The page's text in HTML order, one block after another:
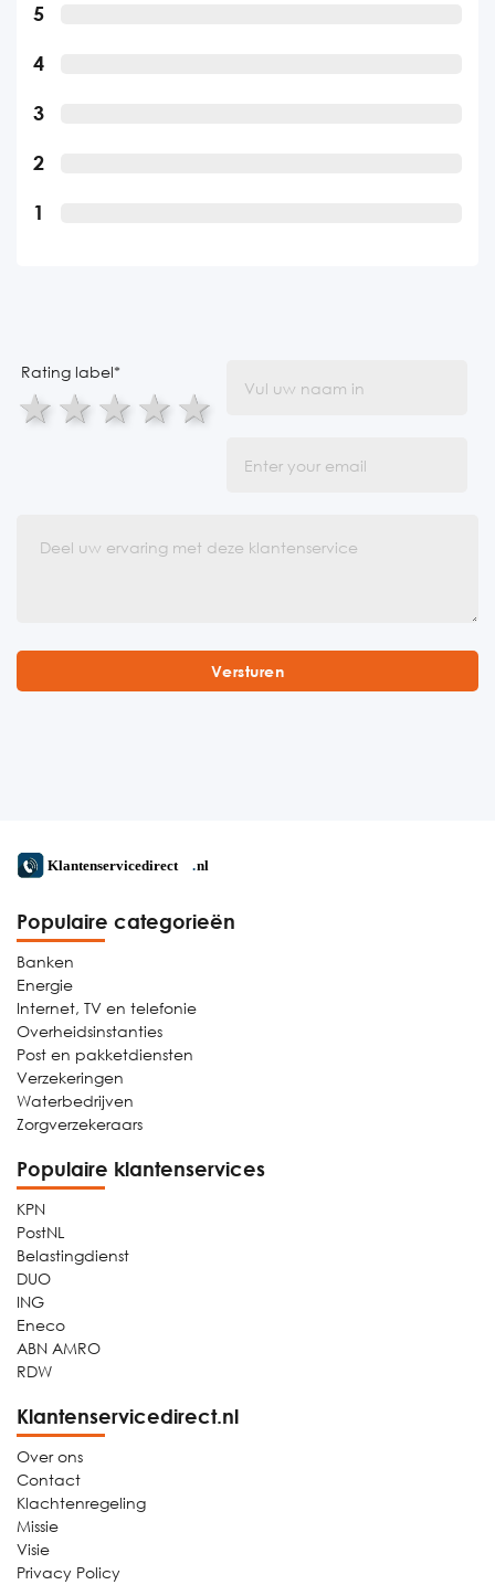
5
4
3
2
1
Rating label*
5 stars
4 stars
3 stars
2 stars
1 star
Populaire categorieën
Banken
Energie
Internet, TV en telefonie
Overheidsinstanties
Post en pakketdiensten
Verzekeringen
Waterbedrijven
Zorgverzekeraars
Populaire klantenservices
KPN
PostNL
Belastingdienst
DUO
ING
Eneco
ABN AMRO
RDW
Klantenservicedirect.nl
Over ons
Contact
Klachtenregeling
Missie
Visie
Privacy Policy